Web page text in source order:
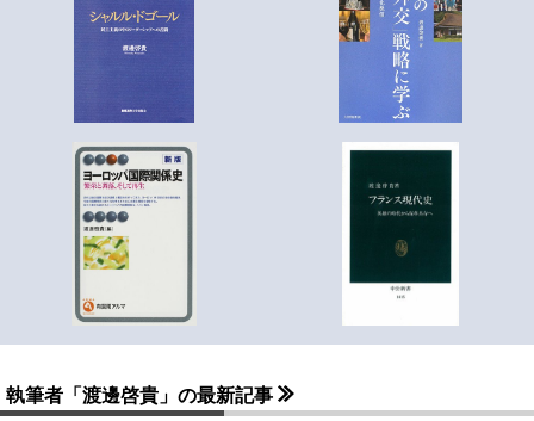
執筆者「渡邊啓貴」の最新記事